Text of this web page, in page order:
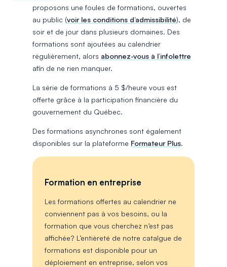
proposons une foules de formations, ouvertes
au public (voir les conditions d’admissibilité), de
soir et de jour dans plusieurs domaines. Des
formations sont ajoutées au calendrier
régulièrement, alors abonnez-vous à l’infolettre
afin de ne rien manquer.
La série de formations à 5 $/heure vous est
offerte grâce à la participation financière du
gouvernement du Québec.
Des formations asynchrones sont également
disponibles sur la plateforme Formateur Plus.
Formation en entreprise
Les formations offertes au calendrier ne
conviennent pas à vos besoins, ou la
formation que vous cherchez n’est pas
affichée? L’entièreté de notre catalgue de
formations est disponible pour un
déploiement en entreprise, selon vos